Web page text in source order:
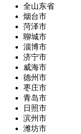
全山东省
烟台市
菏泽市
聊城市
淄博市
济宁市
威海市
德州市
枣庄市
青岛市
日照市
滨州市
潍坊市